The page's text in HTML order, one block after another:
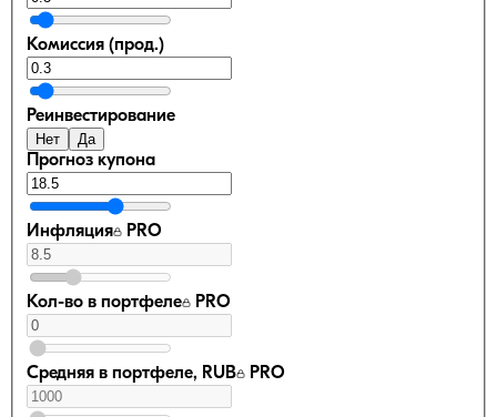
Комиссия (прод.)
Реинвестирование
Нет Да
Прогноз купона
Инфляция PRO
Кол-во в портфеле PRO
Средняя в портфеле, RUB PRO